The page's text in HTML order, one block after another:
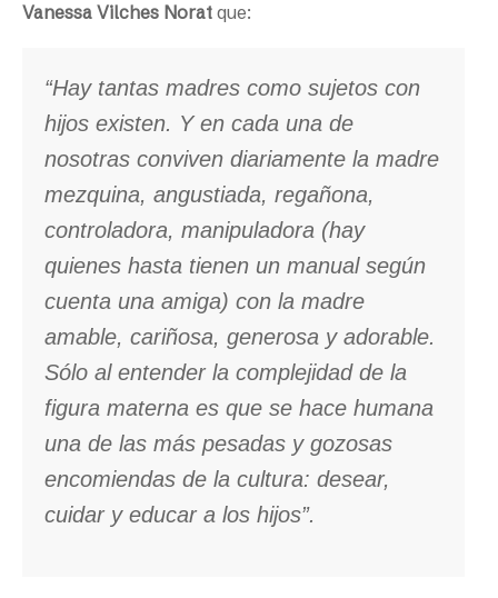
Vanessa Vilches Norat que:
“Hay tantas madres como sujetos con
hijos existen. Y en cada una de
nosotras conviven diariamente la madre
mezquina, angustiada, regañona,
controladora, manipuladora (hay
quienes hasta tienen un manual según
cuenta una amiga) con la madre
amable, cariñosa, generosa y adorable.
Sólo al entender la complejidad de la
figura materna es que se hace humana
una de las más pesadas y gozosas
encomiendas de la cultura: desear,
cuidar y educar a los hijos”.